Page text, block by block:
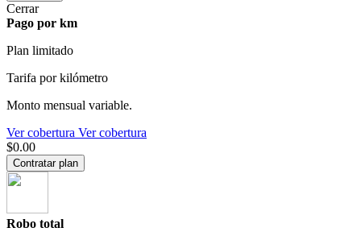
Cerrar
Pago por km
Plan limitado
Tarifa por kilómetro
Monto mensual variable.
Ver cobertura Ver cobertura
$0.00
Contratar plan
Robo total